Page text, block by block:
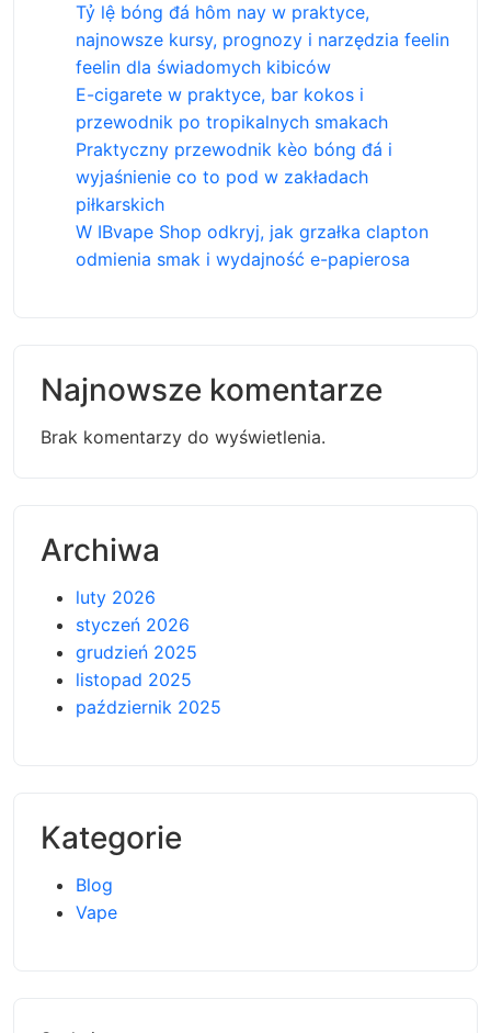
Tỷ lệ bóng đá hôm nay w praktyce,
najnowsze kursy, prognozy i narzędzia feelin
feelin dla świadomych kibiców
E-cigarete w praktyce, bar kokos i
przewodnik po tropikalnych smakach
Praktyczny przewodnik kèo bóng đá i
wyjaśnienie co to pod w zakładach
piłkarskich
W IBvape Shop odkryj, jak grzałka clapton
odmienia smak i wydajność e-papierosa
Najnowsze komentarze
Brak komentarzy do wyświetlenia.
Archiwa
luty 2026
styczeń 2026
grudzień 2025
listopad 2025
październik 2025
Kategorie
Blog
Vape